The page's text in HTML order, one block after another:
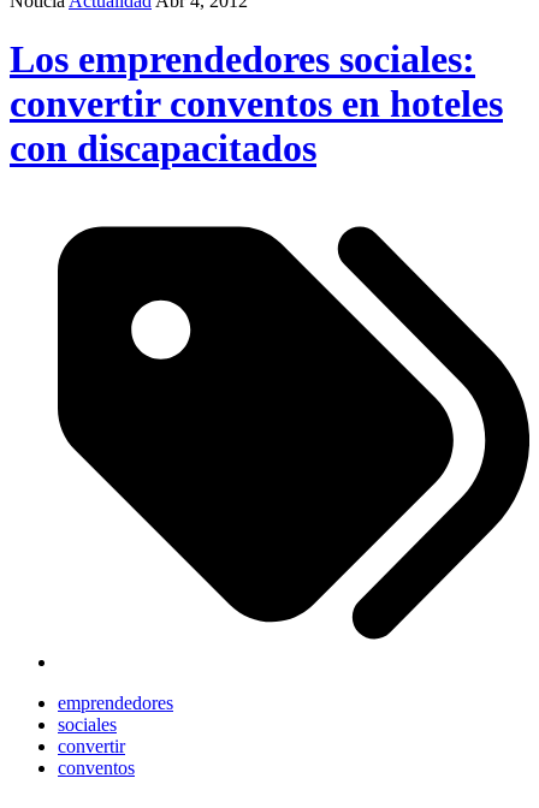
Los emprendedores sociales:
convertir conventos en hoteles
con discapacitados
emprendedores
sociales
convertir
conventos